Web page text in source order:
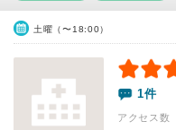
土曜（〜18:00）
1件
アクセス数